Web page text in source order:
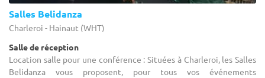
Salles Belidanza
Charleroi - Hainaut (WHT)
Salle de réception
Location salle pour une conférence : Situées à Charleroi, les Salles
Belidanza vous proposent, pour tous vos événements